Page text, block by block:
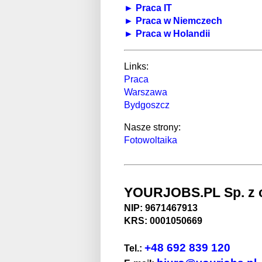
► Praca IT
► Praca w Niemczech
► Praca w Holandii
Links:
Praca
Warszawa
Bydgoszcz
Nasze strony:
Fotowoltaika
YOURJOBS.PL Sp. z
NIP: 9671467913
KRS: 0001050669
Tel.: +48 692 839 120